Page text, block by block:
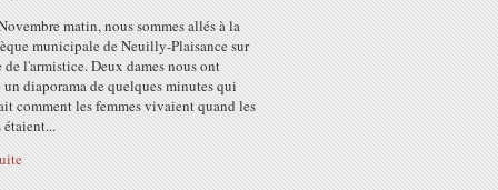
matin, nous sommes allés à la
municipale de Neuilly-Plaisance sur
de l'armistice. Deux dames nous ont
un diaporama de quelques minutes qui
comment les femmes vivaient quand les
étaient...